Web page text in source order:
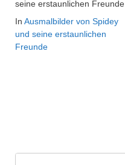
seine erstaunlichen Freunde
In Ausmalbilder von Spidey
und seine erstaunlichen
Freunde